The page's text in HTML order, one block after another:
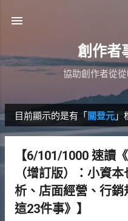
創作者
協助創作者從
發
章
目前顯示的是有「 關登元 」
【6/101/1000 速讀
（增訂版）：小資
析、店面經營、行
這23件事》】